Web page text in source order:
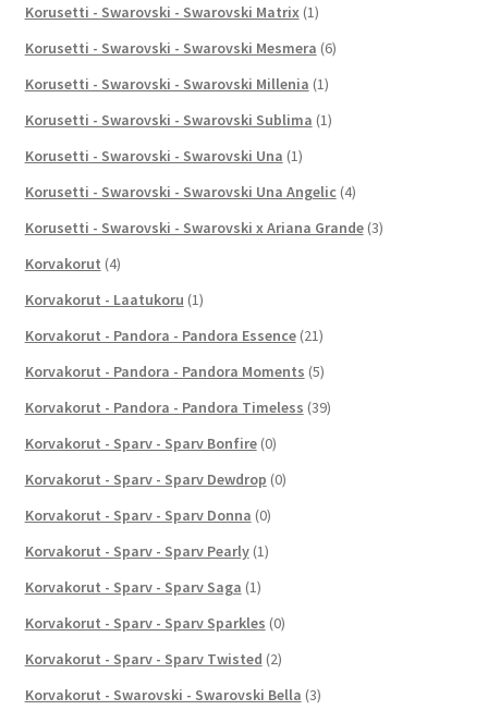
Korusetti - Swarovski - Swarovski Matrix (1)
Korusetti - Swarovski - Swarovski Mesmera (6)
Korusetti - Swarovski - Swarovski Millenia (1)
Korusetti - Swarovski - Swarovski Sublima (1)
Korusetti - Swarovski - Swarovski Una (1)
Korusetti - Swarovski - Swarovski Una Angelic (4)
Korusetti - Swarovski - Swarovski x Ariana Grande (3)
Korvakorut (4)
Korvakorut - Laatukoru (1)
Korvakorut - Pandora - Pandora Essence (21)
Korvakorut - Pandora - Pandora Moments (5)
Korvakorut - Pandora - Pandora Timeless (39)
Korvakorut - Sparv - Sparv Bonfire (0)
Korvakorut - Sparv - Sparv Dewdrop (0)
Korvakorut - Sparv - Sparv Donna (0)
Korvakorut - Sparv - Sparv Pearly (1)
Korvakorut - Sparv - Sparv Saga (1)
Korvakorut - Sparv - Sparv Sparkles (0)
Korvakorut - Sparv - Sparv Twisted (2)
Korvakorut - Swarovski - Swarovski Bella (3)